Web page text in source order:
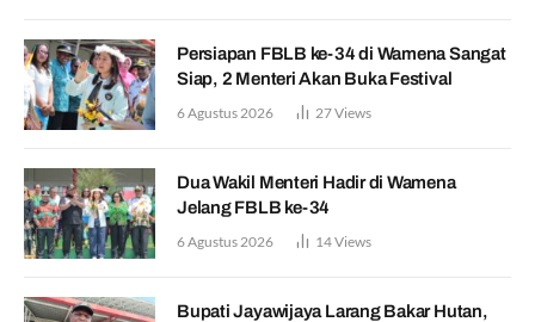
Persiapan FBLB ke-34 di Wamena Sangat
Siap, 2 Menteri Akan Buka Festival
6 Agustus 2026 27Views
Dua Wakil Menteri Hadir di Wamena
Jelang FBLB ke-34
6 Agustus 2026 14Views
Bupati Jayawijaya Larang Bakar Hutan,